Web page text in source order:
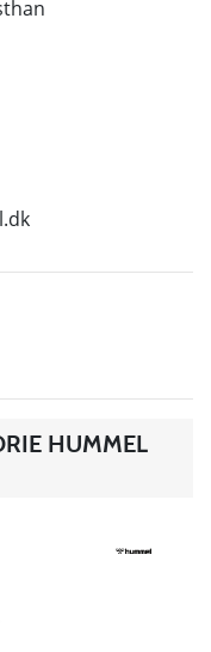
HUMMEL